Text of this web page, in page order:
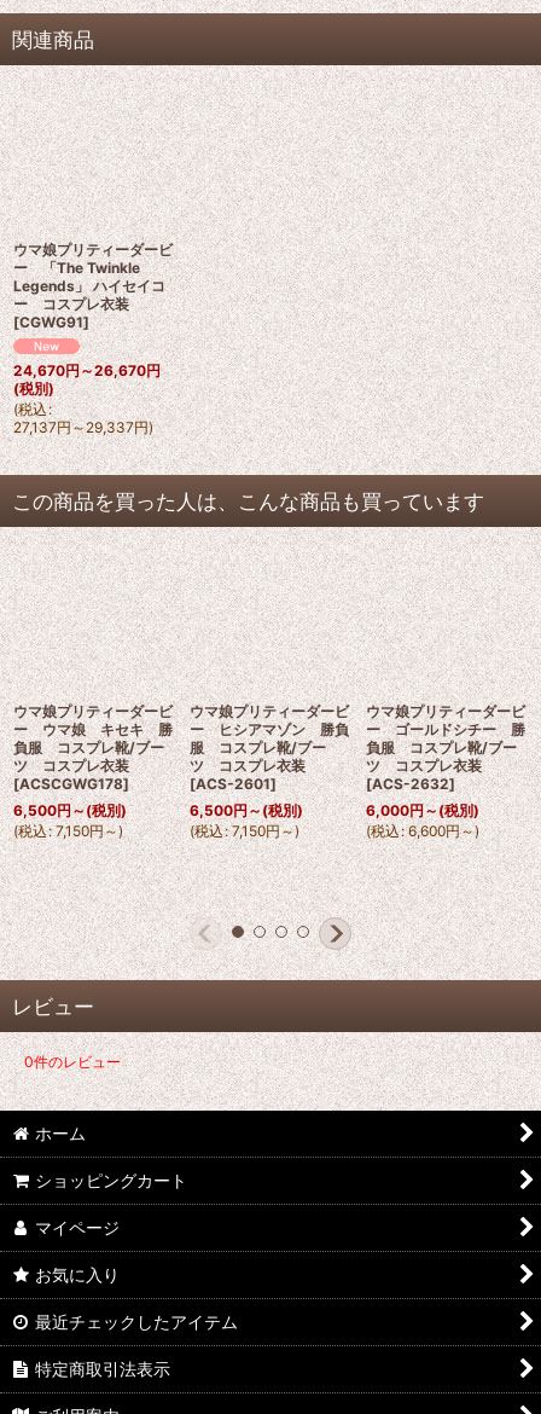
関連商品
ウマ娘プリティーダービ
ー 「The Twinkle
Legends」 ハイセイコ
ー コスプレ衣装
[CGWG91]
24,670円 ～26,670円
(税別)
(税込:
27,137円～29,337円)
この商品を買った人は、こんな商品も買っています
ウマ娘プリティーダービ
ー ウマ娘 キセキ 勝
負服 コスプレ靴/ブー
ツ コスプレ衣装
[ACSCGWG178]
6,500円～(税別)
(税込: 7,150円～)
ウマ娘プリティーダービ
ー ヒシアマゾン 勝負
服 コスプレ靴/ブー
ツ コスプレ衣装
[ACS-2601]
6,500円～(税別)
(税込: 7,150円～)
ウマ娘プリティーダービ
ー ゴールドシチー 勝
負服 コスプレ靴/ブー
ツ コスプレ衣装
[ACS-2632]
6,000円～(税別)
(税込: 6,600円～)
レビュー
0件のレビュー
ホーム
ショッピングカート
マイページ
お気に入り
最近チェックしたアイテム
特定商取引法表示